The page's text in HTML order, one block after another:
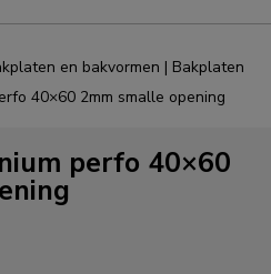
en bakvormen | Bakplaten
40×60 2mm smalle opening
perfo 40×60